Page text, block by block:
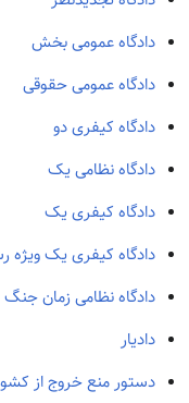
دادگاه عمومی بخش
دادگاه عمومی حقوقی
دادگاه كيفری دو
دادگاه نظامی یک
دادگاه کیفری یک
دادگاه کیفری یک ویژه
دادگاه‌ نظامی زمان جنگ
دادیار
دستور منع خروج از